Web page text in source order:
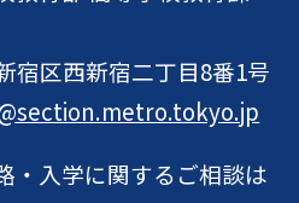
宿区西新宿二丁目8番1号
・入学に関するご相談は